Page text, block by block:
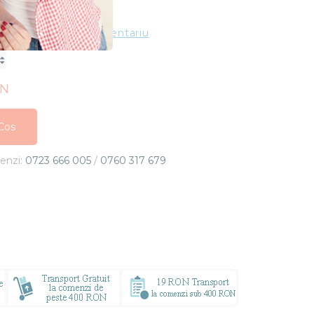
In Stoc
Adauga un comentariu
0723 666 005 / 0760 317 679